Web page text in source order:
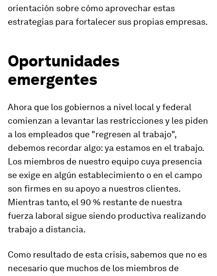
orientación sobre cómo aprovechar estas
estrategias para fortalecer sus propias empresas.
Oportunidades
emergentes
Ahora que los gobiernos a nivel local y federal
comienzan a levantar las restricciones y les piden
a los empleados que "regresen al trabajo",
debemos recordar algo: ya estamos en el trabajo.
Los miembros de nuestro equipo cuya presencia
se exige en algún establecimiento o en el campo
son firmes en su apoyo a nuestros clientes.
Mientras tanto, el 90 % restante de nuestra
fuerza laboral sigue siendo productiva realizando
trabajo a distancia.
Como resultado de esta crisis, sabemos que no es
necesario que muchos de los miembros de